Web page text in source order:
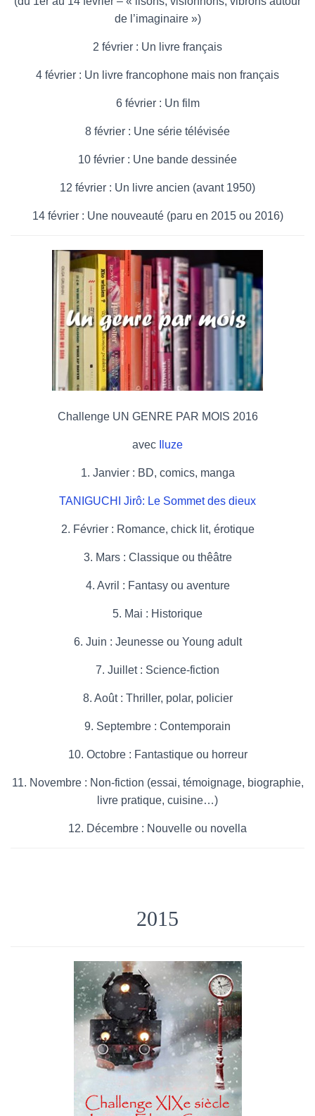
de l’imaginaire »)
2 février : Un livre français
4 février : Un livre francophone mais non français
6 février : Un film
8 février : Une série télévisée
10 février : Une bande dessinée
12 février : Un livre ancien (avant 1950)
14 février : Une nouveauté (paru en 2015 ou 2016)
Challenge UN GENRE PAR MOIS 2016
avec Iluze
1. Janvier : BD, comics, manga
TANIGUCHI Jirô: Le Sommet des dieux
2. Février : Romance, chick lit, érotique
3. Mars : Classique ou thêâtre
4. Avril : Fantasy ou aventure
5. Mai : Historique
6. Juin : Jeunesse ou Young adult
7. Juillet : Science-fiction
8. Août : Thriller, polar, policier
9. Septembre : Contemporain
10. Octobre : Fantastique ou horreur
11. Novembre : Non-fiction (essai, témoignage, biographie,
livre pratique, cuisine…)
12. Décembre : Nouvelle ou novella
2015